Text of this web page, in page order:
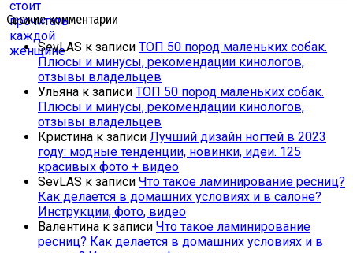
Свежие комментарии
SevLAS к записи ТОП 50 пород маленьких собак.
Плюсы и минусы, рекомендации кинологов,
отзывы владельцев
Ульяна к записи ТОП 50 пород маленьких собак.
Плюсы и минусы, рекомендации кинологов,
отзывы владельцев
Кристина к записи Лучший дизайн ногтей в 2023
году: модные тенденции, новинки, идеи. 125
красивых фото + видео
SevLAS к записи Что такое ламинирование ресниц?
Как делается в домашних условиях и в салоне?
Инструкции, фото, видео
Валентина к записи Что такое ламинирование
ресниц? Как делается в домашних условиях и в